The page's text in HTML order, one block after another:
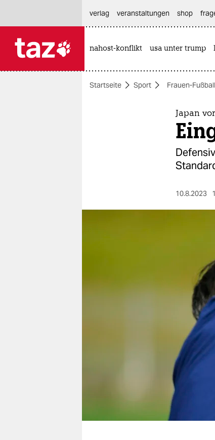
themen
verlag
unterstützen
verlag
veranstaltungen shop
nahost-konflikt usa unter trump
Startseite Sport Frauen-
Japan
10.8.2023